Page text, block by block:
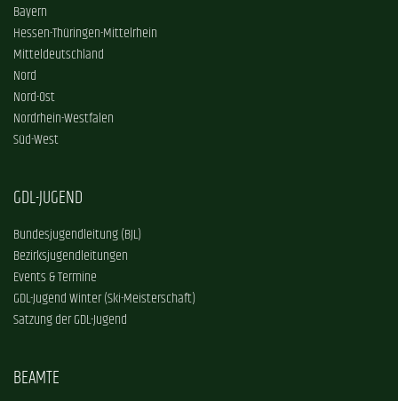
Bayern
Hessen-Thüringen-Mittelrhein
Mitteldeutschland
Nord
Nord-Ost
Nordrhein-Westfalen
Süd-West
GDL-JUGEND
Bundesjugendleitung (BJL)
Bezirksjugendleitungen
Events & Termine
GDL-Jugend Winter (Ski-Meisterschaft)
Satzung der GDL-Jugend
BEAMTE